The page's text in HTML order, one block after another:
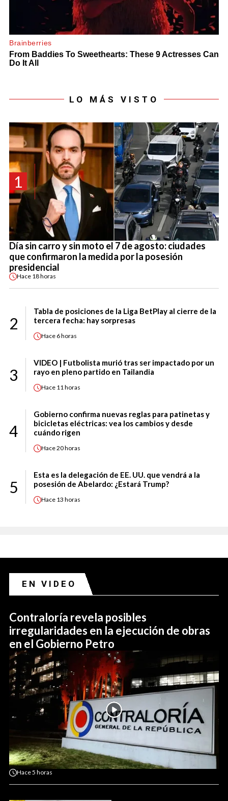
LO MÁS VISTO
1
Día sin carro y sin moto el 7 de agosto: ciudades
que confirmaron la medida por la posesión
presidencial
Hace 18 horas
2
Tabla de posiciones de la Liga BetPlay al cierre de la
tercera fecha: hay sorpresas
Hace 6 horas
3
VIDEO | Futbolista murió tras ser impactado por un
rayo en pleno partido en Tailandia
Hace 11 horas
4
Gobierno confirma nuevas reglas para patinetas y
bicicletas eléctricas: vea los cambios y desde
cuándo rigen
Hace20 horas
5
Esta es la delegación de EE. UU. que vendrá a la
posesión de Abelardo: ¿Estará Trump?
Hace 13 horas
EN VIDEO
Contraloría revela posibles
irregularidades en la ejecución de obras
en el Gobierno Petro
Hace5 horas